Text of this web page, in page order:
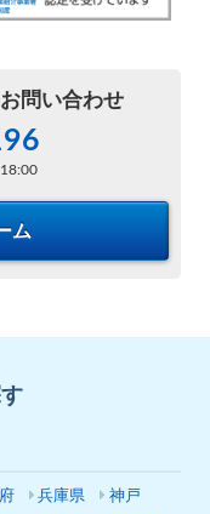
問い合わせ
ム
兵庫県
神戸